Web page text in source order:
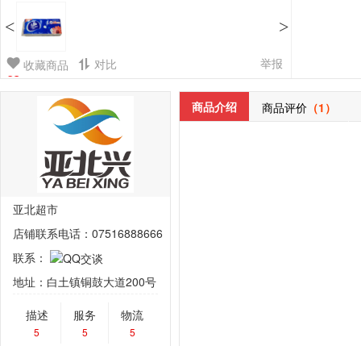
< >
收藏商品 对比 举报
亚北超市
店铺联系电话：07516888666
联系：
地址：白土镇铜鼓大道200号
描述
5
服务
5
物流
5
商品介绍 商品评价 （1）